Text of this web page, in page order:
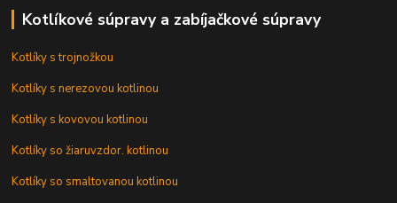
Kotlíkové súpravy a zabíjačkové súpravy
Kotlíky s trojnožkou
Kotlíky s nerezovou kotlinou
Kotlíky s kovovou kotlinou
Kotlíky so žiaruvzdor. kotlinou
Kotlíky so smaltovanou kotlinou